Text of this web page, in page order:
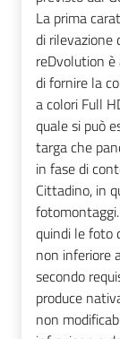
La prima
di rilevazione
reDvolution è
di fornire la
a colori Full
quale si può
targa che
in fase di
Cittadino, in
quindi le foto
non inferiore
secondo
produce
non